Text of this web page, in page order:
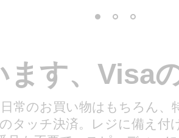
す、Visa
常のお買い物はもちろん、
タッチ決済。レジに備え付